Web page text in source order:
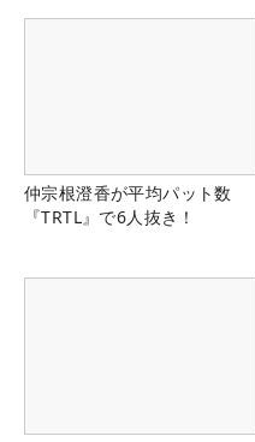
仲宗根澄香が平均パット数
『TRTL』で6人抜き！